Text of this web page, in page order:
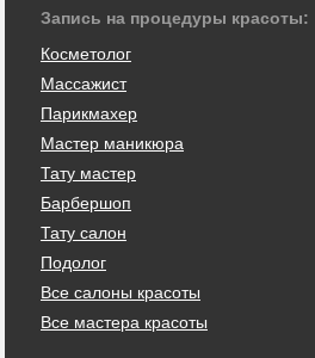
Запись на процедуры красоты:
Косметолог
Массажист
Парикмахер
Мастер маникюра
Тату мастер
Барбершоп
Тату салон
Подолог
Все салоны красоты
Все мастера красоты